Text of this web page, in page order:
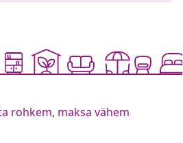
rohkem, maksa vähem